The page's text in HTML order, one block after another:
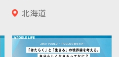
北海道